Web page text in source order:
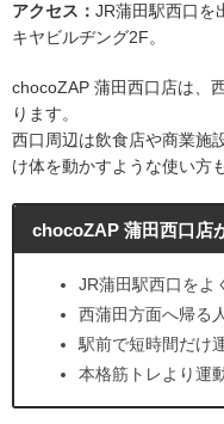
アクセス： JR蒲田駅西口を
キヤビルヂング2F。
chocoZAP 蒲田西口店は、
ります。
西口周辺は飲食店や商業施
け体を動かすような使い方
chocoZAP 蒲田西口店
JR蒲田駅西口をよ
西蒲田方面へ帰る
駅前で短時間だけ
本格筋トレより運